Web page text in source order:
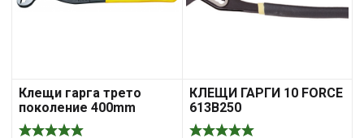
Клещи гарга трето
поколение 400mm
усилени TMP
КЛЕЩИ ГАРГИ 10 FORCE
613B250